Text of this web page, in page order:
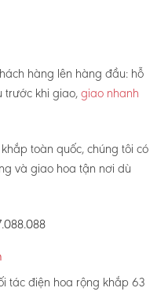
hàng lên hàng đầu: hỗ
trước khi giao,giao nhanh
toàn quốc, chúng tôi có
và giao hoa tận nơi dù
tác điện hoa rộng khắp 63